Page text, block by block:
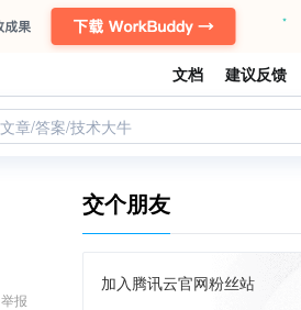
文档 建议反馈
文章/答案/技术大牛
举报
交个朋友
加入腾讯云官网粉丝站